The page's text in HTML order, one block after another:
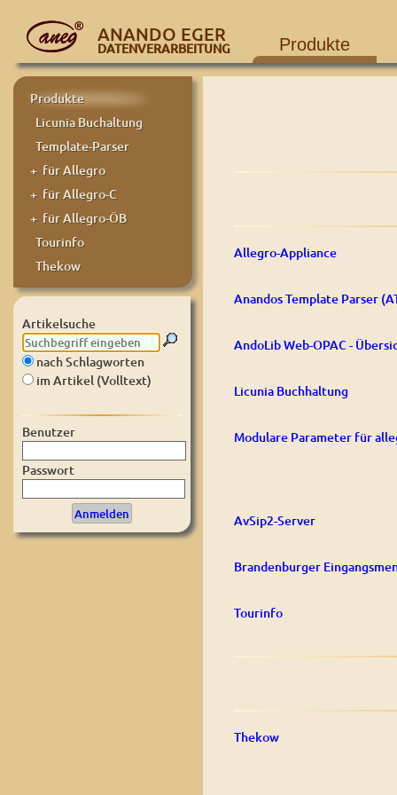
ANANDO EGER
DATENVERARBEITUNG Produkte
Produkte
Licunia Buchaltung
Template-Parser
+ für Allegro
+ für Allegro-C
+ für Allegro-ÖB
Tourinfo
Thekow
Artikelsuche
nach Schlagworten
im Artikel (Volltext)
Benutzer
Passwort
Allegro-Appliance
Anandos Template Parser
AndoLib Web-OPAC -
Licunia Buchhaltung
Modulare Parameter für
AvSip2-Server
Brandenburger
Tourinfo
Thekow